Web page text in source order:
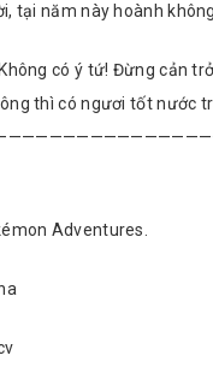
tại năm này hoành
có ý tứ! Đừng cản
thì có ngươi tốt nước
Adventures.